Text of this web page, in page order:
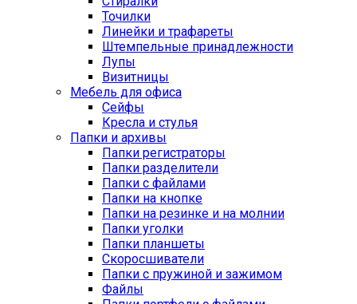
Точилки
Линейки и трафареты
Штемпельные принадлежности
Лупы
Визитницы
Мебель для офиса
Сейфы
Кресла и стулья
Папки и архивы
Папки регистраторы
Папки разделители
Папки с файлами
Папки на кнопке
Папки на резинке и на молнии
Папки уголки
Папки планшеты
Скоросшиватели
Папки с пружиной и зажимом
Файлы